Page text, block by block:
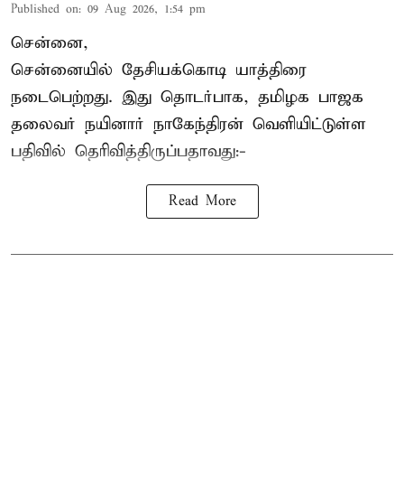
Published on: 09 Aug 2026, 1:54 pm
சென்னை,
சென்னையில் தேசியக்கொடி யாத்திரை
நடைபெற்றது. இது தொடர்பாக, தமிழக பாஜக
தலைவர் நயினார் நாகேந்திரன் வெளியிட்டுள்ள
பதிவில் தெரிவித்திருப்பதாவது:-
Read More